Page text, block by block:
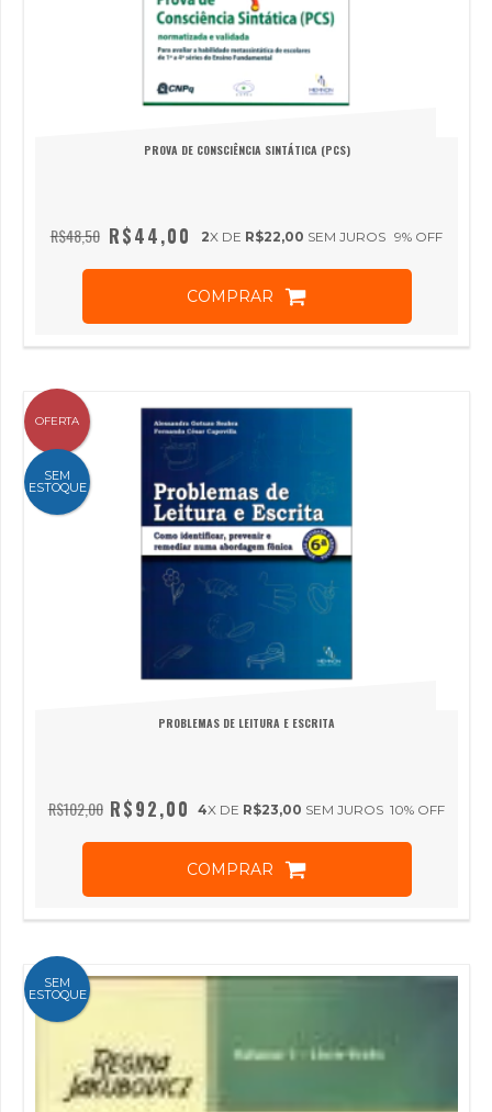
PROVA DE CONSCIÊNCIA SINTÁTICA (PCS)
R$48,50 9% OFF
R$44,00 2X DE R$22,00 SEM JUROS
COMPRAR
OFERTA
SEM
ESTOQUE
PROBLEMAS DE LEITURA E ESCRITA
R$102,00 10% OFF
R$92,00 4X DE R$23,00 SEM JUROS
COMPRAR
SEM
ESTOQUE